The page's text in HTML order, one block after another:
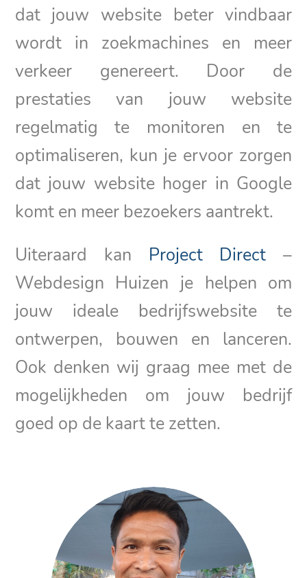
dat jouw website beter vindbaar
wordt in zoekmachines en meer
verkeer genereert. Door de
prestaties van jouw website
regelmatig te monitoren en te
optimaliseren, kun je ervoor zorgen
dat jouw website hoger in Google
komt en meer bezoekers aantrekt.
Uiteraard kan Project Direct –
Webdesign Huizen je helpen om
jouw ideale bedrijfswebsite te
ontwerpen, bouwen en lanceren.
Ook denken wij graag mee met de
mogelijkheden om jouw bedrijf
goed op de kaart te zetten.